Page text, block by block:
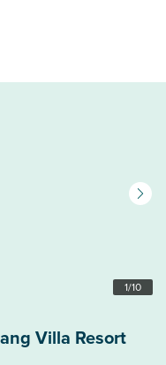
1/10
Villa Resort